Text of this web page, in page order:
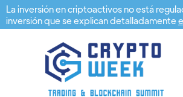
La inversión en criptoactivos no está
inversión que se explican detalladamente